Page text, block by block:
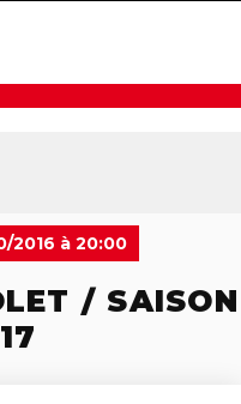
2016 à 20:00
/ SAISON